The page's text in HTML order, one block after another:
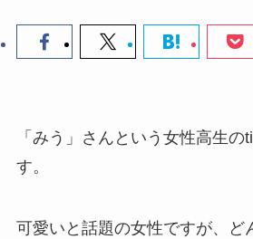
「みう」さんという女性高生
す。
可愛いと話題の女性ですが、ど